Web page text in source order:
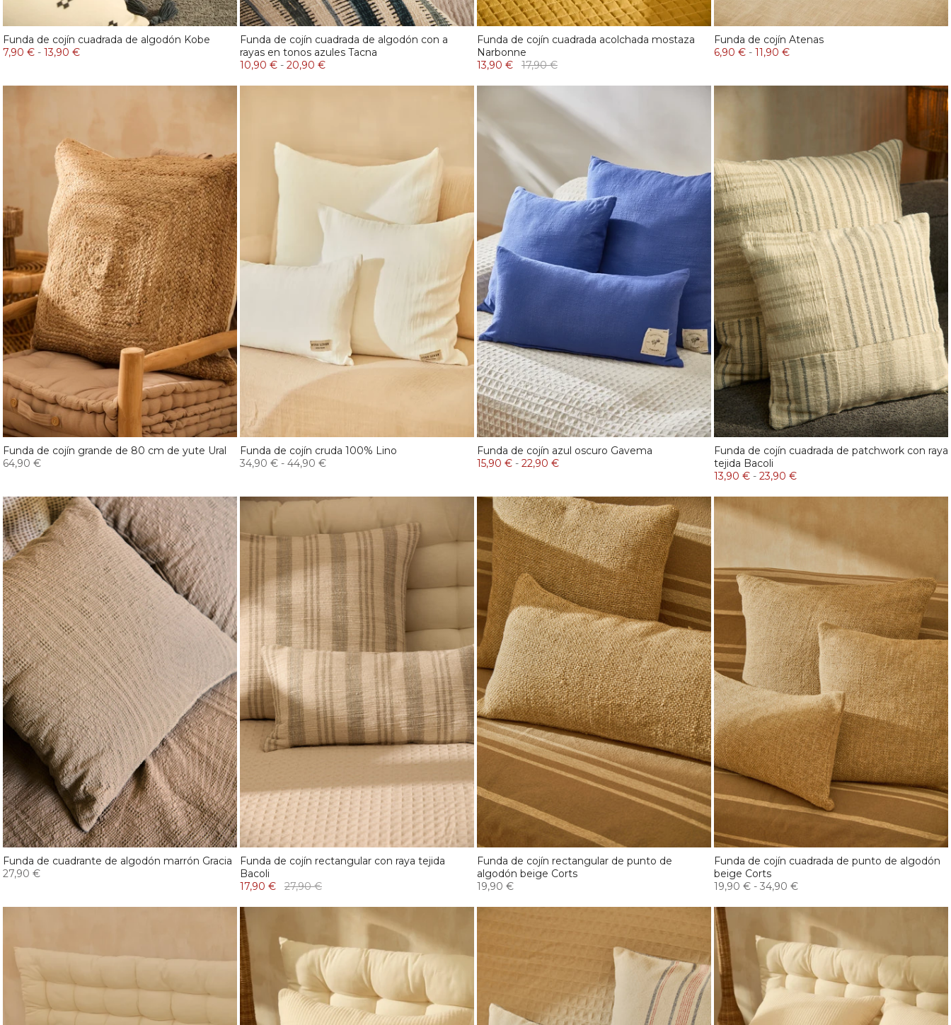
Funda de cojín cuadrada de algodón Kobe
7,90 € - 13,90 €
Funda de cojín cuadrada de algodón con a
rayas en tonos azules Tacna
10,90 € - 20,90 €
Funda de cojín cuadrada acolchada mostaza
Narbonne
13,90 €
17,90 €
Funda de cojín Atenas
6,90 € - 11,90 €
Funda de cojín grande de 80 cm de yute Ural
64,90 €
Funda de cojín cruda 100% Lino
34,90 € - 44,90 €
Funda de cojín azul oscuro Gavema
15,90 € - 22,90 €
Funda de cojín cuadrada de patchwork con raya
tejida Bacoli
13,90 € - 23,90 €
Funda de cuadrante de algodón marrón Gracia
27,90 €
Funda de cojín rectangular con raya tejida
Bacoli
17,90 €
27,90 €
Funda de cojín rectangular de punto de
algodón beige Corts
19,90 €
Funda de cojín cuadrada de punto de algodón
beige Corts
19,90 € - 34,90 €